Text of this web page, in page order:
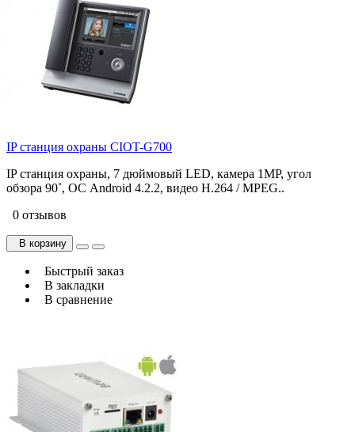
IP станция охраны CIOT-G700
IP станция охраны, 7 дюймовый LED, камера 1МР, угол
обзора 90˚, ОС Android 4.2.2, видео H.264 / MPEG..
0 отзывов
В корзину
Быстрый заказ
В закладки
В сравнение